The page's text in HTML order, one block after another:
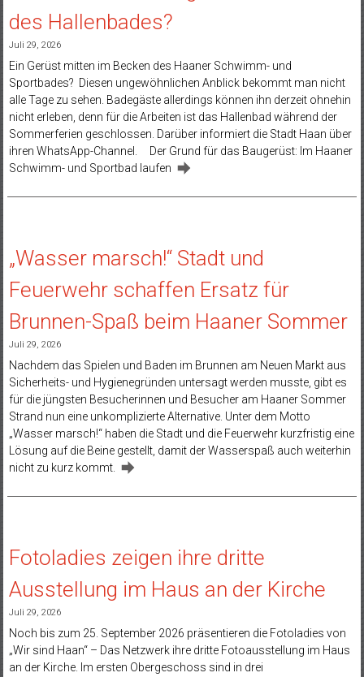
des Hallenbades?
Juli 29, 2026
Ein Gerüst mitten im Becken des Haaner Schwimm- und
Sportbades? Diesen ungewöhnlichen Anblick bekommt man nicht
alle Tage zu sehen. Badegäste allerdings können ihn derzeit ohnehin
nicht erleben, denn für die Arbeiten ist das Hallenbad während der
Sommerferien geschlossen. Darüber informiert die Stadt Haan über
ihren WhatsApp-Channel. Der Grund für das Baugerüst: Im Haaner
Schwimm- und Sportbad laufen
„Wasser marsch!“ Stadt und
Feuerwehr schaffen Ersatz für
Brunnen-Spaß beim Haaner Sommer
Juli 29, 2026
Nachdem das Spielen und Baden im Brunnen am Neuen Markt aus
Sicherheits- und Hygienegründen untersagt werden musste, gibt es
für die jüngsten Besucherinnen und Besucher am Haaner Sommer
Strand nun eine unkomplizierte Alternative. Unter dem Motto
„Wasser marsch!“ haben die Stadt und die Feuerwehr kurzfristig eine
Lösung auf die Beine gestellt, damit der Wasserspaß auch weiterhin
nicht zu kurz kommt.
Fotoladies zeigen ihre dritte
Ausstellung im Haus an der Kirche
Juli 29, 2026
Noch bis zum 25. September 2026 präsentieren die Fotoladies von
„Wir sind Haan“ – Das Netzwerk ihre dritte Fotoausstellung im Haus
an der Kirche. Im ersten Obergeschoss sind in drei